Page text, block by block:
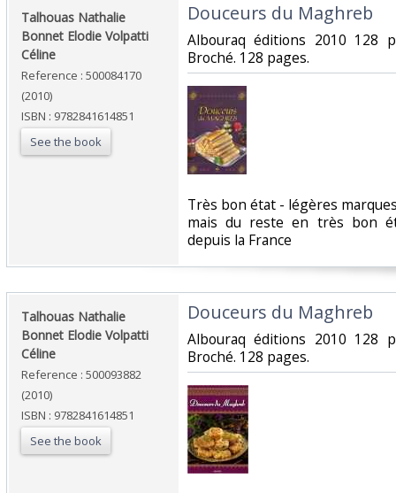
‎Talhouas Nathalie
Bonnet Elodie Volpatti
Céline‎
Reference : 500084170
(2010)
ISBN : 9782841614851
See the book
‎Douceurs du Maghreb‎
‎Albouraq éditions 2010 128
Broché. 128 pages.‎
‎Très bon état - légères
mais du reste en très bon
depuis la France‎
‎Talhouas Nathalie
Bonnet Elodie Volpatti
Céline‎
Reference : 500093882
(2010)
ISBN : 9782841614851
See the book
‎Douceurs du Maghreb‎
‎Albouraq éditions 2010 128
Broché. 128 pages.‎